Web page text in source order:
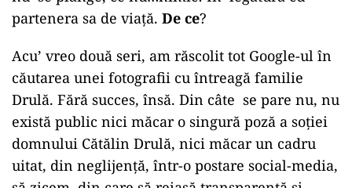
partenera sa de viață. De ce?
Acu’ vreo două seri, am răscolit tot Google-ul în
căutarea unei fotografii cu întreagă familie
Drulă. Fără succes, însă. Din câte se pare nu, nu
există public nici măcar o singură poză a soției
domnului Cătălin Drulă, nici măcar un cadru
uitat, din neglijență, într-o postare social-media,